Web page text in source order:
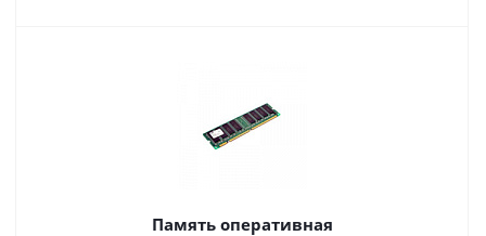
Память оперативная